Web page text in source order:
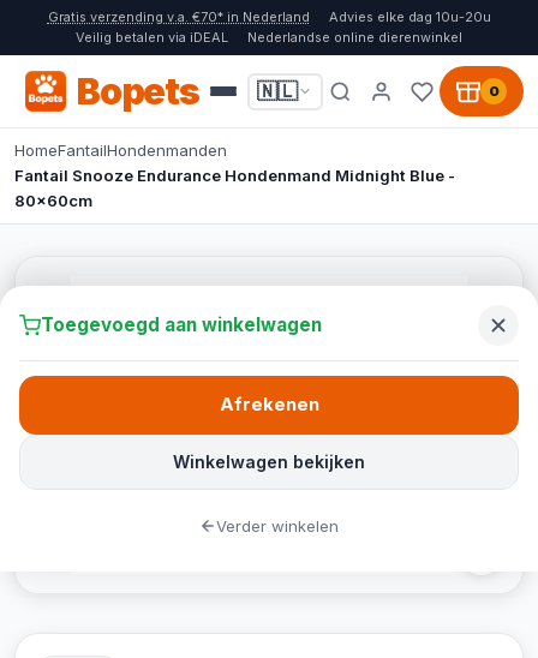
Gratis verzending v.a. €70* in Nederland
Advies elke dag 10u-20u
Veilig betalen via iDEAL
Nederlandse online dierenwinkel
Bopets 🇳🇱 0
HomeFantailHondenmanden
Fantail Snooze Endurance Hondenmand Midnight Blue -
80x60cm
Toegevoegd aan winkelwagen
Winkelwagen bekijken
Afrekenen
Verder winkelen